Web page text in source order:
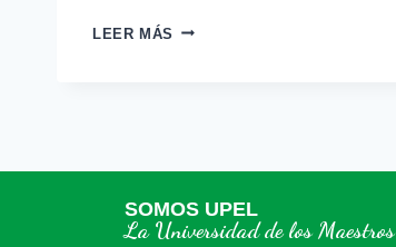
LEER MÁS
SOMOS UPEL
La Universidad de los Maestros